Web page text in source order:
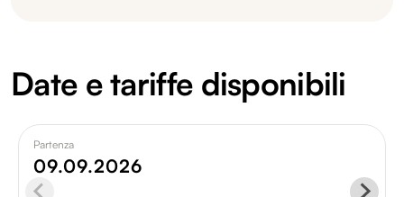
Date e tariffe disponibili
Partenza
09.09.2026